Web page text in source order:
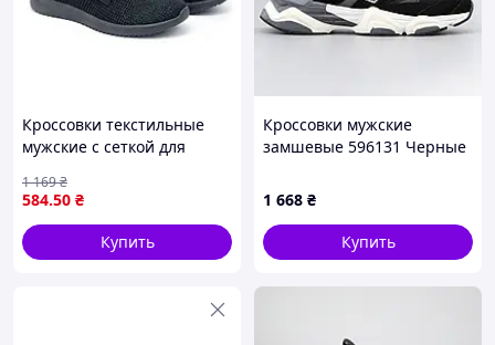
Кроссовки текстильные
мужские с сеткой для
р.43 ТМ PROGRESS
584.50 ₴
1 169₴
Купить
Кроссовки мужские
замшевые 596131 Черные
1 668 ₴
Купить